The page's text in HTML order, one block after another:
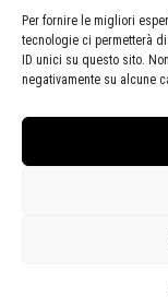
Per fornire le migliori
tecnologie ci permetterà
ID unici su questo sito.
negativamente su alcune
Tel:
+39 0584 944580
Email:
Segnalazione di